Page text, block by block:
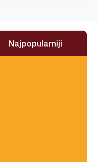
Najpopularniji